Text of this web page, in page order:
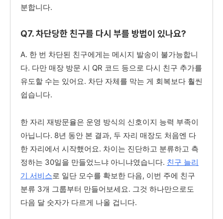
분합니다.
Q7. 차단당한 친구를 다시 부를 방법이 있나요?
A. 한 번 차단된 친구에게는 메시지 발송이 불가능합니
다. 다만 매장 방문 시 QR 코드 등으로 다시 친구 추가를
유도할 수는 있어요. 차단 자체를 막는 게 회복보다 훨씬
쉽습니다.
한 자리 재방문율은 운영 방식의 신호이지 능력 부족이
아닙니다. 8년 동안 본 결과, 두 자리 매장도 처음엔 다
한 자리에서 시작했어요. 차이는 진단하고 분류하고 측
정하는 30일을 만들었느냐 아니냐였습니다. 친구 늘리
기 서비스로 일단 모수를 확보한 다음, 이번 주에 친구
분류 3개 그룹부터 만들어보세요. 그것 하나만으로도
다음 달 숫자가 다르게 나올 겁니다.